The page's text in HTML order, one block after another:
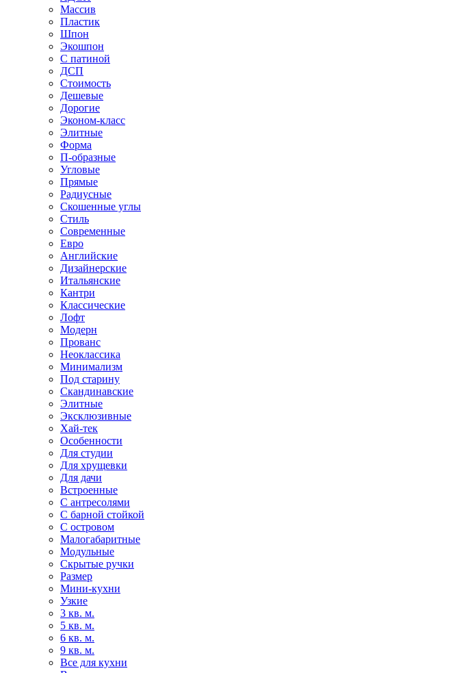
Массив
Пластик
Шпон
Экошпон
С патиной
ДСП
Стоимость
Дешевые
Дорогие
Эконом-класс
Элитные
Форма
П-образные
Угловые
Прямые
Радиусные
Скошенные углы
Стиль
Современные
Евро
Английские
Дизайнерские
Итальянские
Кантри
Классические
Лофт
Модерн
Прованс
Неоклассика
Минимализм
Под старину
Скандинавские
Элитные
Эксклюзивные
Хай-тек
Особенности
Для студии
Для хрущевки
Для дачи
Встроенные
С антресолями
С барной стойкой
С островом
Малогабаритные
Модульные
Скрытые ручки
Размер
Мини-кухни
Узкие
3 кв. м.
5 кв. м.
6 кв. м.
9 кв. м.
Все для кухни